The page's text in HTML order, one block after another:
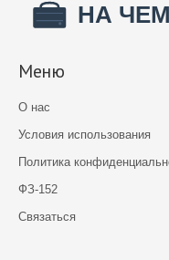
Меню
О нас
Условия использования
Политика
ФЗ-152
Связаться